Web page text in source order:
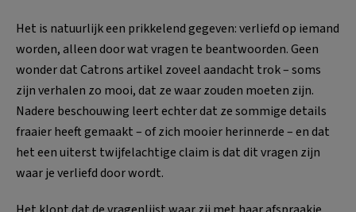
Het is natuurlijk een prikkelend gegeven: verliefd op iemand
worden, alleen door wat vragen te beantwoorden. Geen
wonder dat Catrons artikel zoveel aandacht trok – soms
zijn verhalen zo mooi, dat ze waar zouden moeten zijn.
Nadere beschouwing leert echter dat ze sommige details
fraaier heeft gemaakt – of zich mooier herinnerde – en dat
het een uiterst twijfelachtige claim is dat dit vragen zijn
waar je verliefd door wordt.